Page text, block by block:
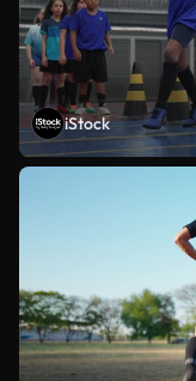
iStock